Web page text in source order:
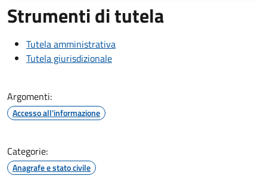
Strumenti di tutela
Tutela amministrativa
Tutela giurisdizionale
Argomenti:
Accesso all'informazione
Categorie:
Anagrafe e stato civile